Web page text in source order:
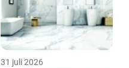
31 juli 2026